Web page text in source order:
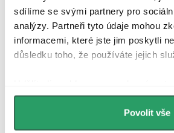
sdílíme se svými partnery pro
analýzy. Partneři tyto údaje mohou
informacemi, které jste jim poskytli
důsledku toho, že používáte jejich
můžeme používat cookies pro
reklamu. Jak Google zpracovává
stránkách
Povolit vše